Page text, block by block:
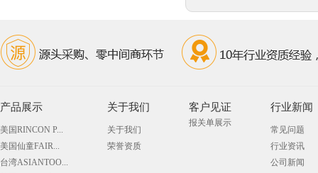
产品展示
美国RINCON P...
美国仙童FAIR...
台湾ASIANTOO...
关于我们
关于我们
荣誉资质
客户见证
报关单展示
行业新闻
常见问题
行业资讯
公司新闻